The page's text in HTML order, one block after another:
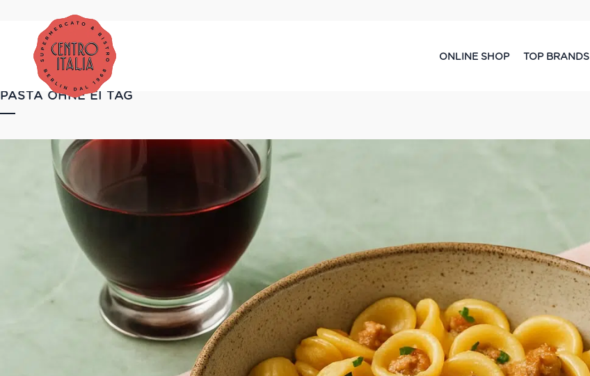
ONLINE SHOP TOP BRANDS
PASTA OHNE EI TAG